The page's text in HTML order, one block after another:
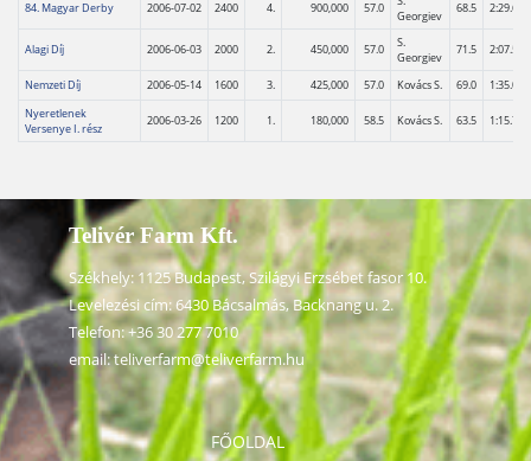
84. Magyar Derby 2006-07-02 2400 4. 900,000 57.0
Georgiev
68.5 2:29.6
Alagi Díj 2006-06-03 2000 2. 450,000 57.0
S.
Georgiev
71.5 2:07.5
Nemzeti Díj 2006-05-14 1600 3. 425,000 57.0 Kovács S. 69.0
1:35.0
Nyeretlenek
Versenye I. rész
2006-03-26 1200 1. 180,000 58.5 Kovács S. 63.5 1:15.7
FŐOLDAL
Telivér Farm Kft.
Székhely: 1125 Budapest, Szilágyi Erzsébet fasor 10.
Levelezési cím: 6430 Bácsalmás, Backnang u. 2.
Telefon:+36 30 277 7010
email:teliverfarm@teliverfarm.hu